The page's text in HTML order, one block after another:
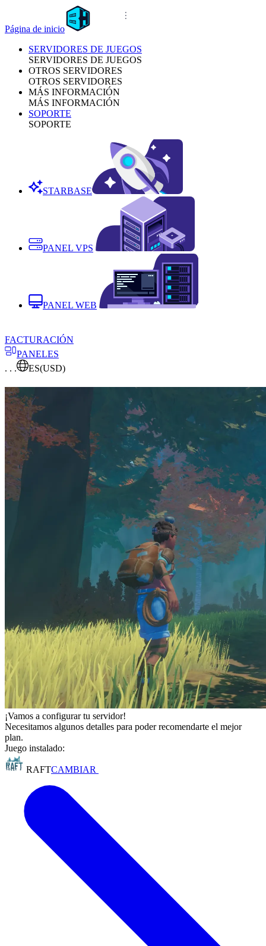
Página de inicio
SERVIDORES DE JUEGOS
SERVIDORES DE JUEGOS
OTROS SERVIDORES
OTROS SERVIDORES
MÁS INFORMACIÓN
MÁS INFORMACIÓN
SOPORTE
SOPORTE
STARBASE
PANEL VPS
PANEL WEB
FACTURACIÓN
PANELES
. . .
ES(USD)
¡Vamos a configurar tu servidor!
Necesitamos algunos detalles para poder recomendarte el mejor
plan.
Juego instalado:
RAFTCAMBIAR